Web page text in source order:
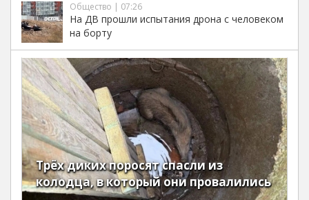
Общество | 07:26
На ДВ прошли испытания дрона с человеком
на борту
Трёх диких поросят спасли из
колодца, в который они провалились